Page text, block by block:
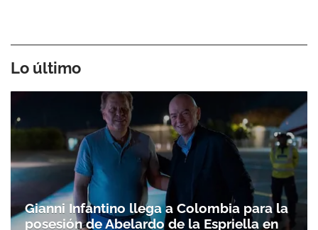
Lo último
Gianni Infantino llega a Colombia para la
posesión de Abelardo de la Espriella en